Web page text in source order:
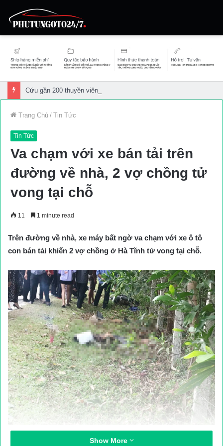
Cứu gần 200 thuyền viên gặp sự cố trên biển
Trang Chủ / Tin Tức
Tin Tức
Va chạm với xe bán tải trên
đường về nhà, 2 vợ chồng tử
vong tại chỗ
11 1 minute read
Trên đường về nhà, xe máy bất ngờ va chạm với xe ô tô
con bán tải khiến 2 vợ chồng ở Hà Tĩnh tử vong tại chỗ.
Show More